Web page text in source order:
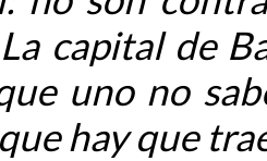
capital de
uno no
hay que